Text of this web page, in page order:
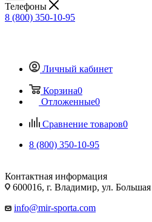
Телефоны
8 (800) 350-10-95
Личный кабинет
Корзина0
Отложенные0
Сравнение товаров0
8 (800) 350-10-95
Контактная информация
600016, г. Владимир, ул.
info@mir-sporta.com